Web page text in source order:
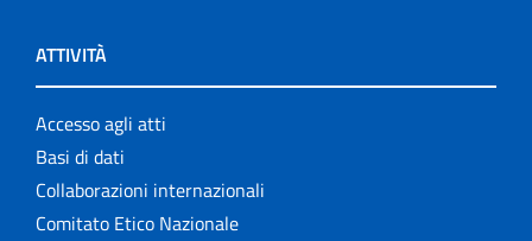
ATTIVITÀ
Accesso agli atti
Basi di dati
Collaborazioni internazionali
Comitato Etico Nazionale